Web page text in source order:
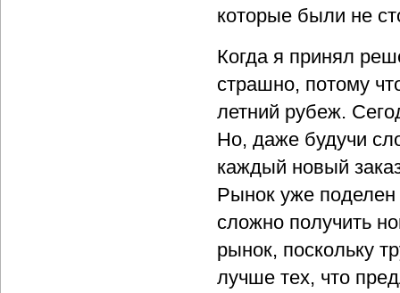
которые были не
Когда я принял
страшно, потому
летний рубеж.
Но, даже будучи
каждый новый
Рынок уже
сложно получить
рынок, поскольку
лучше тех, что